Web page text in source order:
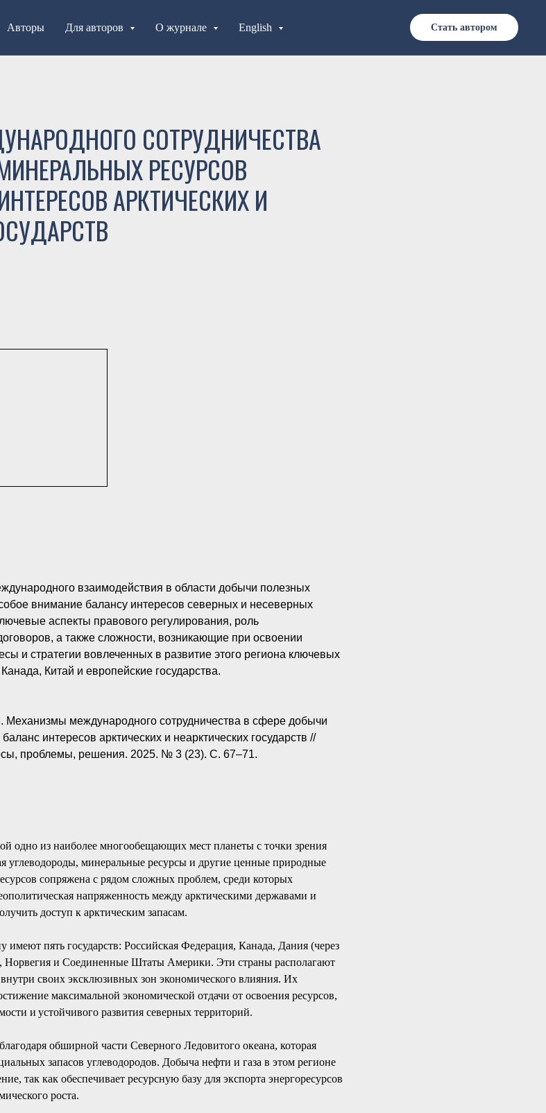
Авторы Для авторов О журнале English Стать автором
СОТРУДНИЧЕСТВА
РЕСУРСОВ
АРКТИЧЕСКИХ И
взаимодействия в области добычи полезных
внимание балансу интересов северных и несеверных
аспекты правового регулирования, роль
а также сложности, возникающие при освоении
и стратегии вовлеченных в развитие этого региона ключевых
Китай и европейские государства.
международного сотрудничества в сфере добычи
интересов арктических и неарктических государств //
проблемы, решения. 2025. № 3 (23). С. 67–71.
одно из наиболее многообещающих мест планеты с точки зрения
углеводороды, минеральные ресурсы и другие ценные природные
сопряжена с рядом сложных проблем, среди которых
напряженность между арктическими державами и
доступ к арктическим запасам.
пять государств: Российская Федерация, Канада, Дания (через
Норвегия и Соединенные Штаты Америки. Эти страны располагают
своих эксклюзивных зон экономического влияния. Их
максимальной экономической отдачи от освоения ресурсов,
и устойчивого развития северных территорий.
обширной части Северного Ледовитого океана, которая
запасов углеводородов. Добыча нефти и газа в этом регионе
так как обеспечивает ресурсную базу для экспорта энергоресурсов
роста.